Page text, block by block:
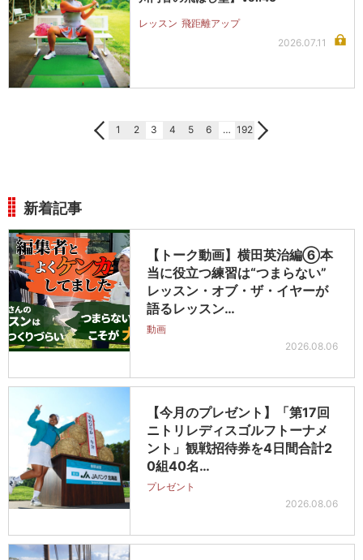
レッスン 飛距離アップ
2026.07.11
1 2 3 4 5 6 … 192
新着記事
【トーク動画】横田英治編⑥本
当に役立つ練習は“つまらない”
レッスン・オブ・ザ・イヤーが
語るレッスン…
動画
2026.08.06
【今月のプレゼント】「第17回
ニトリレディスゴルフトーナメ
ント」観戦招待券を4日間合計2
0組40名…
プレゼント
2026.08.06